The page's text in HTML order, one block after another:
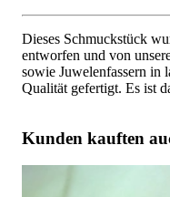
Dieses Schmuckstück
entworfen und von
sowie Juwelenfassern in
Qualität gefertigt. Es ist
Kunden kauften